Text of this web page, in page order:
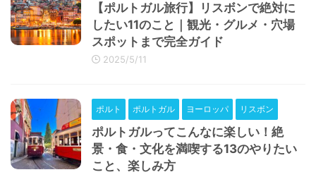
【ポルトガル旅行】リスボンで絶対に
したい11のこと｜観光・グルメ・穴場
スポットまで完全ガイド
2025/5/11
ポルト ポルトガル ヨーロッパ リスボン
ポルトガルってこんなに楽しい！絶
景・食・文化を満喫する13のやりたい
こと、楽しみ方